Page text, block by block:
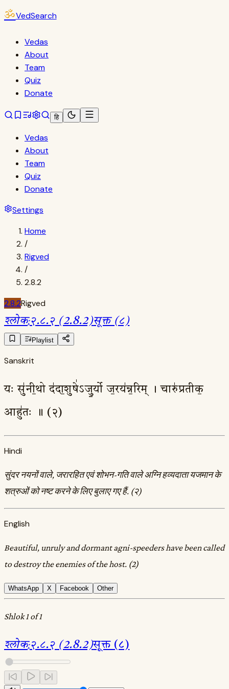
ॐVedSearch
Vedas
About
Team
Quiz
Donate
हि
Vedas
About
Team
Quiz
Donate
Settings
Home
/
Rigved
/
2.8.2
2.8.2Rigved
श्लोक:२.८.२ (2.8.2)सूक्त (८)
Playlist
Sanskrit
यः सु॑नी॒थो द॑दा॒शुषे॑ऽजु॒र्यो ज॒रय॑न्न॒रिम् । चारु॑प्रतीक॒
आहु॑तः ॥ (२)
Hindi
सुंदर नयनों वाले, जरारहित एवं शोभन-गति वाले अग्नि हव्यदाता यजमान के
शत्रुओं को नष्ट करने के लिए बुलाए गए हैं. (२)
English
Beautiful, unruly and dormant agni-speeders have been called
to destroy the enemies of the host. (2)
WhatsApp X Facebook Other
Shlok 1 of 1
श्लोक:२.८.२ (2.8.2)सूक्त (८)